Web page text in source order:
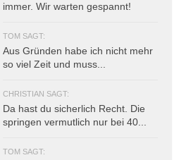
immer. Wir warten gespannt!
TOM SAGT:
Aus Gründen habe ich nicht mehr
so viel Zeit und muss...
CHRISTIAN SAGT:
Da hast du sicherlich Recht. Die
springen vermutlich nur bei 40...
TOM SAGT: